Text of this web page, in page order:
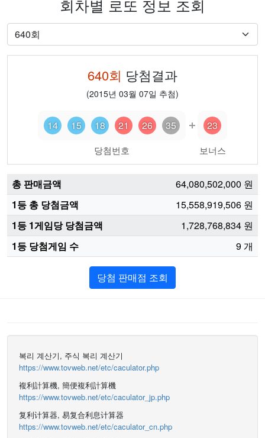
회차별 로또 정보 조회
640회 당첨결과
(2015년 03월 07일 추첨)
당첨번호
14 15 18 21 26 35
보너스
23
총 판매금액 64,080,502,000 원
1등 총 당첨금액
15,558,919,506 원
1등 1게임당 당첨금액
1,728,768,834 원
1등 당첨게임 수
9개
당첨 판매점 조회
복리 계산기, 주식 복리 계산기
https://www.tovweb.net/etc/caculator.php
複利計算機, 簡便複利計算機
https://www.tovweb.net/etc/caculator_jp.php
复利计算器, 易复合利息计算器
https://www.tovweb.net/etc/caculator_cn.php